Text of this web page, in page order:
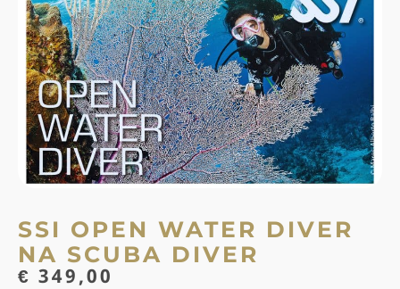
SSI OPEN WATER DIVER
NA SCUBA DIVER
€ 349,00